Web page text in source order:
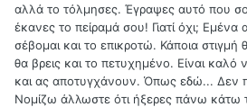
αλλά το τόλμησες. Έγραψες αυτό που
έκανες το πείραμά σου! Γιατί όχι; Εμένα
σέβομαι και το επικροτώ. Κάποια στιγμή
θα βρεις και το πετυχημένο. Είναι καλό
και ας αποτυγχάνουν. Όπως εδώ... Δεν
Νομίζω άλλωστε ότι ήξερες πάνω κάτω